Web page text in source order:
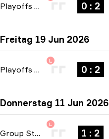
Playoffs 0 : 2
Freitag 19 Jun 2026
Playoffs
L
0 : 2
Donnerstag 11 Jun 2026
Group Stage
L
1 : 2